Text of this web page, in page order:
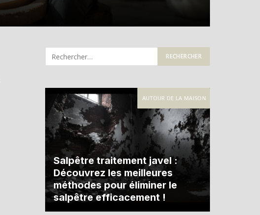
AUTOUR DE LA MAISON
Salpêtre traitement javel :
Découvrez les meilleures
méthodes pour éliminer le
salpêtre efficacement !